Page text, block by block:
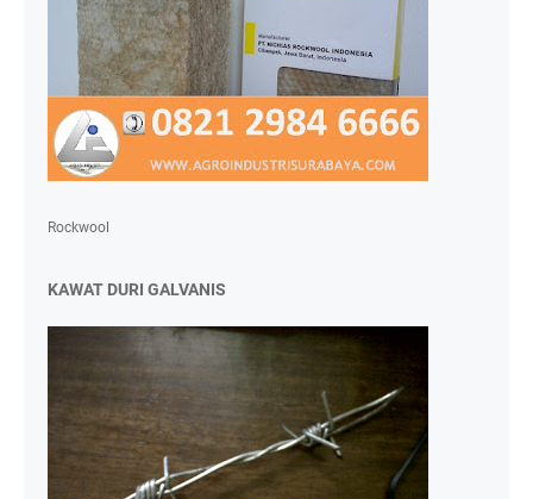
Rockwool
KAWAT DURI GALVANIS